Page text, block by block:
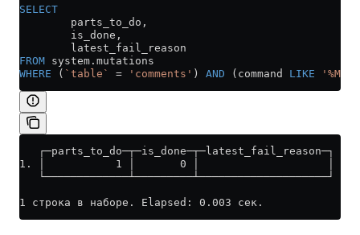
SELECT
        parts_to_do,
        is_done,
        latest_fail_reason
FROM system . mutations
WHERE ( `table` = 'comments' ) AND (command LIKE
   ┌─parts_to_do─┬─is_done─┬─latest_fail_reason─┐
1. │           1 │       0 │                    │
   └─────────────┴─────────┴────────────────────┘
1 строка в наборе. Elapsed: 0.003 сек.